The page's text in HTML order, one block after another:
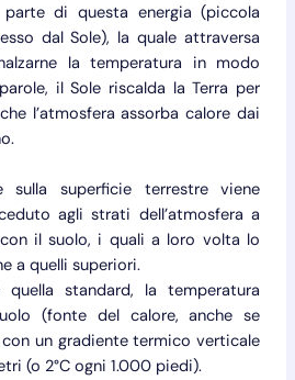
di questa energia (piccola
dal Sole), la quale attraversa
la temperatura in modo
il Sole riscalda la Terra per
l’atmosfera assorba calore dai
sulla superficie terrestre viene
agli strati dell’atmosfera a
il suolo, i quali a loro volta lo
a quelli superiori.
quella standard, la temperatura
(fonte del calore, anche se
un gradiente termico verticale
(o 2°C ogni 1.000 piedi).